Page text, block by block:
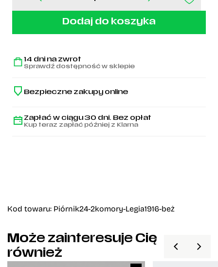
Piórnik
Dodaj do koszyka
14 dni na zwrot
Sprawdź dostępność w sklepie
Bezpieczne zakupy online
Zapłać w ciągu 30 dni. Bez opłat
Kup teraz zapłać później z Klarna
Kod towaru: Piórnik24-2komory-Legia1916-beż
Może zainteresuje Cię
również